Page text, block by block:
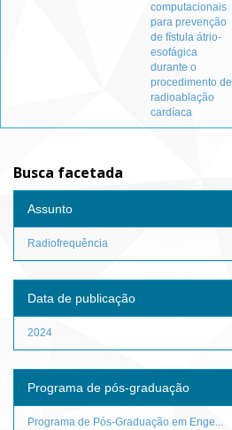
computacionais
para prevenção
de fístula átrio-
esofágica
durante o
procedimento de
radioablação
cardíaca
Busca facetada
Assunto
Radiofrequência
Data de publicação
2024
Programa de pós-graduação
Programa de Pós-Graduação em Enge...